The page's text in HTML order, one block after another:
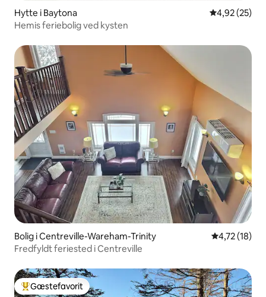
Hytte i Baytona 4,92 ud af 5 i
4,92 (25)
Hemis feriebolig ved kysten
Bolig i Centreville-Wareham-Trinity 4,72 ud af 5
4,72 (18)
Fredfyldt feriested i Centreville
Bedste gæstefavorit
Gæstefavorit